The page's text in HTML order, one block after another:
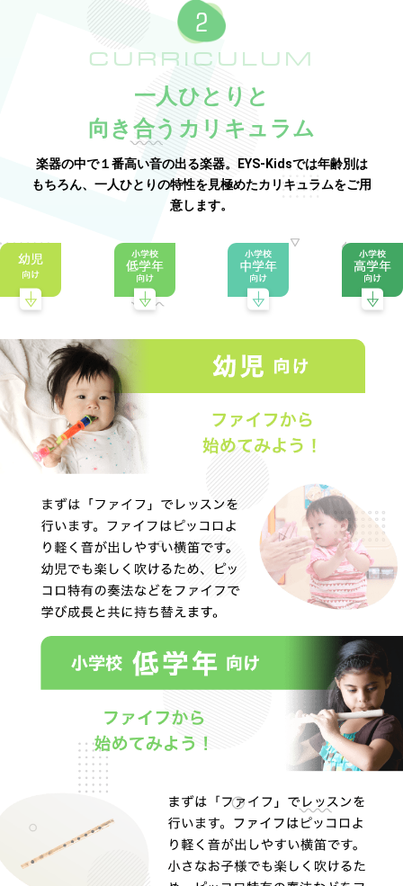
CURRICULUM
一人ひとりと
向き合うカリキュラム
楽器の中で１番高い音の出る楽器。EYS-Kidsでは年齢別は
もちろん、一人ひとりの特性を見極めたカリキュラムをご用
意します。